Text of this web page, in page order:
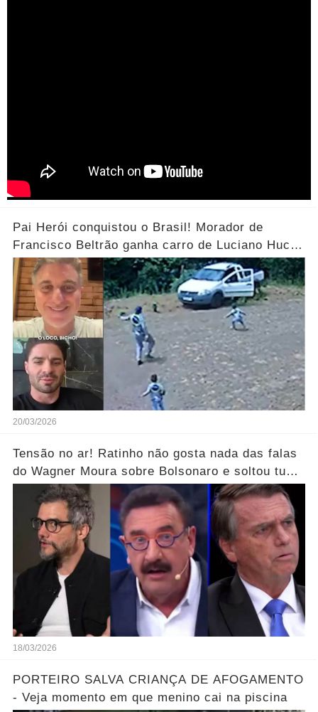
Pai Herói conquistou o Brasil! Morador de
Francisco Beltrão ganha carro de Luciano Huck
após vídeo dos filhos viralizar.... Ver mais
20/03/2026
Tensão no ar! Ratinho não gosta nada das falas
do Wagner Moura sobre Bolsonaro e soltou tudo
sem filtro.... Veja o vídeo
18/03/2026
PORTEIRO SALVA CRIANÇA DE AFOGAMENTO
- Veja momento em que menino cai na piscina